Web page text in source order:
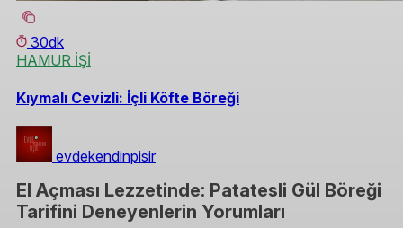
30dk
HAMUR İŞİ
Kıymalı Cevizli: İçli Köfte Böreği
evdekendinpisir
El Açması Lezzetinde: Patatesli Gül Böreği
Tarifini Deneyenlerin Yorumları